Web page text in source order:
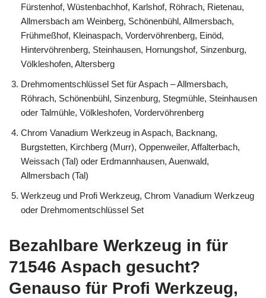
Fürstenhof, Wüstenbachhof, Karlshof, Röhrach, Rietenau,
Allmersbach am Weinberg, Schönenbühl, Allmersbach,
Frühmeßhof, Kleinaspach, Vordervöhrenberg, Einöd,
Hintervöhrenberg, Steinhausen, Hornungshof, Sinzenburg,
Völkleshofen, Altersberg
Drehmomentschlüssel Set für Aspach – Allmersbach,
Röhrach, Schönenbühl, Sinzenburg, Stegmühle, Steinhausen
oder Talmühle, Völkleshofen, Vordervöhrenberg
Chrom Vanadium Werkzeug in Aspach, Backnang,
Burgstetten, Kirchberg (Murr), Oppenweiler, Affalterbach,
Weissach (Tal) oder Erdmannhausen, Auenwald,
Allmersbach (Tal)
Werkzeug und Profi Werkzeug, Chrom Vanadium Werkzeug
oder Drehmomentschlüssel Set
Bezahlbare Werkzeug in für
71546 Aspach gesucht?
Genauso für Profi Werkzeug,